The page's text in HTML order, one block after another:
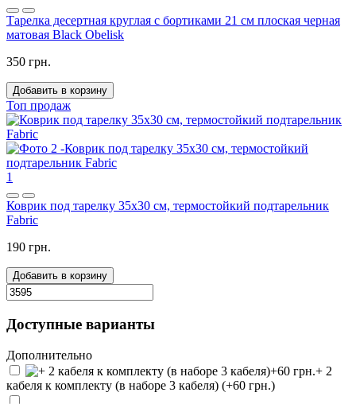
Тарелка десертная круглая с бортиками 21 см плоская черная
матовая Black Obelisk
350 грн.
Добавить в корзину
Топ продаж
1
Коврик под тарелку 35x30 см, термостойкий подтарельник
Fabric
190 грн.
Добавить в корзину
Доступные варианты
Дополнительно
+ 2
кабеля к комплекту (в наборе 3 кабеля) (+60 грн.)